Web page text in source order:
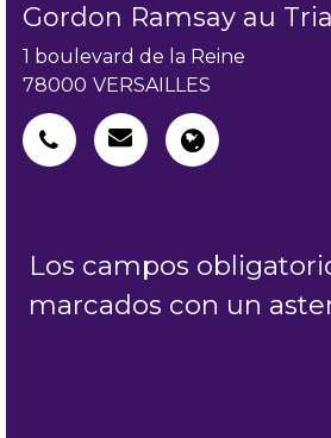
Gordon Ramsay au
1 boulevard de la Reine
78000 VERSAILLES
Los campos
marcados con un